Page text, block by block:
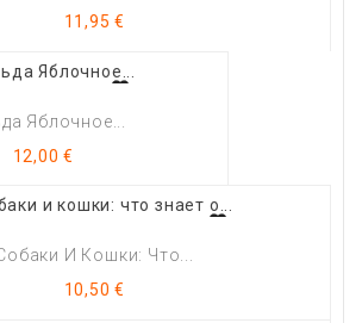
Цена
11,95 €
Яблочное...
Цена
12,00 €
И Кошки: Что...
Цена
10,50 €